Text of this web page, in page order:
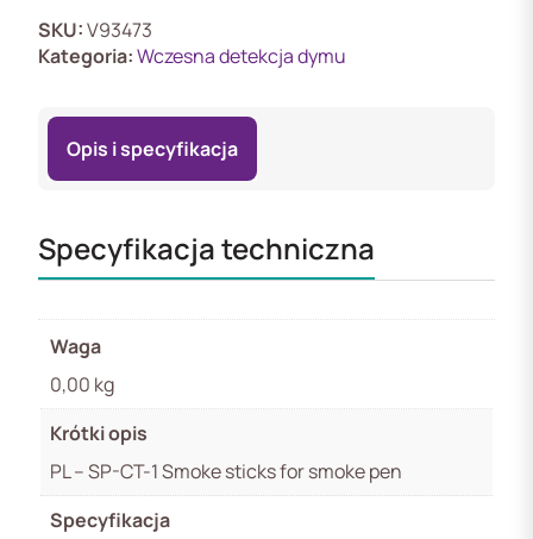
SP-
CT-
sticks
smoke
SKU:V93473
Kategoria:Wczesna detekcja dymu
Opis i specyfikacja
Specyfikacja techniczna
Waga
0,00 kg
Krótki opis
PL – SP-CT-1 Smoke sticks for smoke pen
Specyfikacja